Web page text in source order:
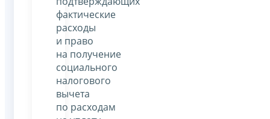
фактические
расходы
и право
на получение
социального
налогового
вычета
по расходам